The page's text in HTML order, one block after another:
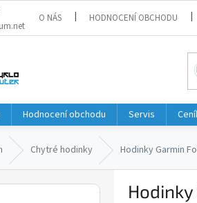
O NÁS HODNOCENÍ OBCHODU
Hodnocení obchodu Servis
Chytré hodinky Hodinky Garmin